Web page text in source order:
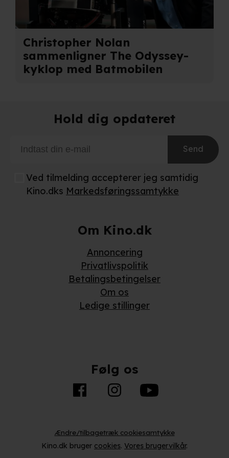
Christopher Nolan
sammenligner The Odyssey-
kyklop med Batmobilen
Hold dig opdateret
Send
Ved tilmelding accepterer jeg samtidig
Kino.dks Markedsføringssamtykke
Om Kino.dk
Annoncering
Privatlivspolitik
Betalingsbetingelser
Om os
Ledige stillinger
Følg os
Ændre/tilbagetræk cookiesamtykke
Kino.dk bruger cookies. Vores brugervilkår.